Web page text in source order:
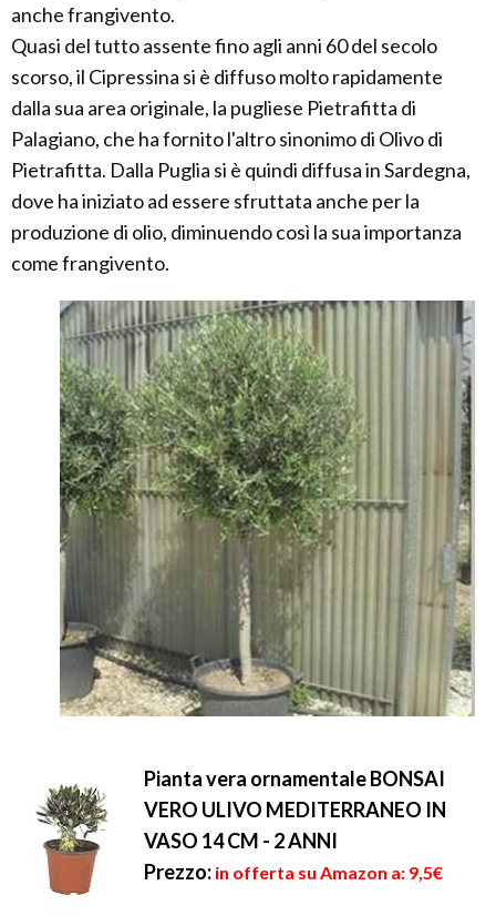
anche frangivento.
Quasi del tutto assente fino agli anni 60 del secolo
scorso, il Cipressina si è diffuso molto rapidamente
dalla sua area originale, la pugliese Pietrafitta di
Palagiano, che ha fornito l'altro sinonimo di Olivo di
Pietrafitta. Dalla Puglia si è quindi diffusa in Sardegna,
dove ha iniziato ad essere sfruttata anche per la
produzione di olio, diminuendo così la sua importanza
come frangivento.
Pianta vera ornamentale BONSAI
VERO ULIVO MEDITERRANEO IN
VASO 14 CM - 2 ANNI
Prezzo: in offerta su Amazon a: 9,5€